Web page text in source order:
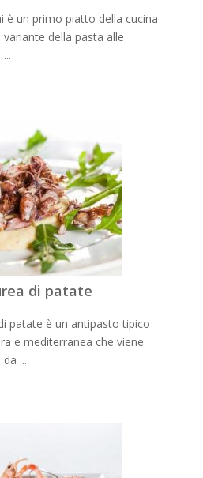
è un primo piatto della cucina
della pasta alle
di patate
patate è un antipasto tipico
e mediterranea che viene
...